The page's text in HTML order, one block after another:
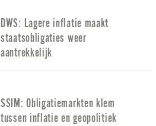
DWS: Lagere inflatie maakt
staatsobligaties weer
aantrekkelijk
SSIM: Obligatiemarkten klem
tussen inflatie en geopolitiek